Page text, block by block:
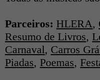
Parceiros: HLERA,
Resumo de Livros,
Carnaval, Carros
Piadas, Poemas,